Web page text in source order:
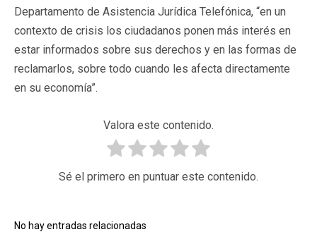
Departamento de Asistencia Jurídica Telefónica, “en un
contexto de crisis los ciudadanos ponen más interés en
estar informados sobre sus derechos y en las formas de
reclamarlos, sobre todo cuando les afecta directamente
en su economía”.
Valora este contenido.
Sé el primero en puntuar este contenido.
No hay entradas relacionadas